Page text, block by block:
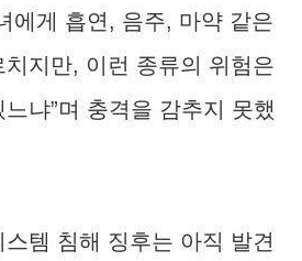
에게 흡연, 음주, 마약 같은
지만, 이런 종류의 위험은
냐”며 충격을 감추지 못했
템 침해 징후는 아직 발견